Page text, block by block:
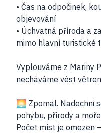
• Čas na odpočinek,
objevování
• Úchvatná příroda a
mimo hlavní turistické
Vyplouváme z Mariny
necháváme vést
🌅 Zpomal. Nadechni
pohybu, přírody a
Počet míst je omezen